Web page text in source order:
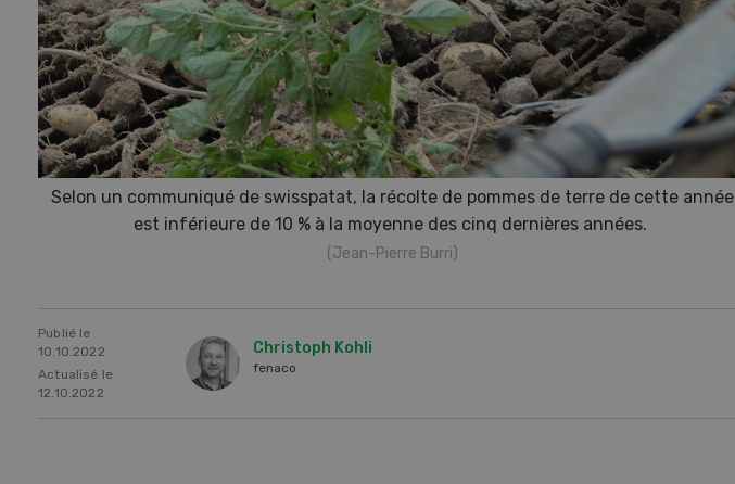
Selon un communiqué de swisspatat, la récolte de pommes de terre de cette année
est inférieure de 10 % à la moyenne des cinq dernières années.
(Jean-Pierre Burri)
Publié le
10.10.2022
Actualisé le
12.10.2022
Christoph Kohli
fenaco
Une ferme entre de nouvelles
mains